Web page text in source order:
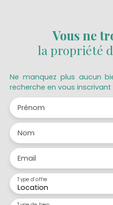
Vous ne
la propriété
Ne manquez plus aucun
recherche en vous
Prénom
Nom
Email
Location
Type d'offre